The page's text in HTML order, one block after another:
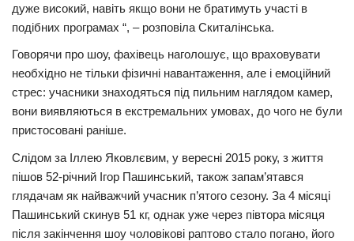
дуже високий, навіть якщо вони не братимуть участі в
подібних програмах “, – розповіла Скиталінська.
Говорячи про шоу, фахівець наголошує, що враховувати
необхідно не тільки фізичні навантаження, але і емоційний
стрес: учасники знаходяться під пильним наглядом камер,
вони виявляються в екстремальних умовах, до чого не були
пристосовані раніше.
Слідом за Іллею Яковлєвим, у вересні 2015 року, з життя
пішов 52-річний Ігор Пашинський, також запам’ятався
глядачам як найважчий учасник п’ятого сезону. За 4 місяці
Пашинський скинув 51 кг, однак уже через півтора місяця
після закінчення шоу чоловікові раптово стало погано, його